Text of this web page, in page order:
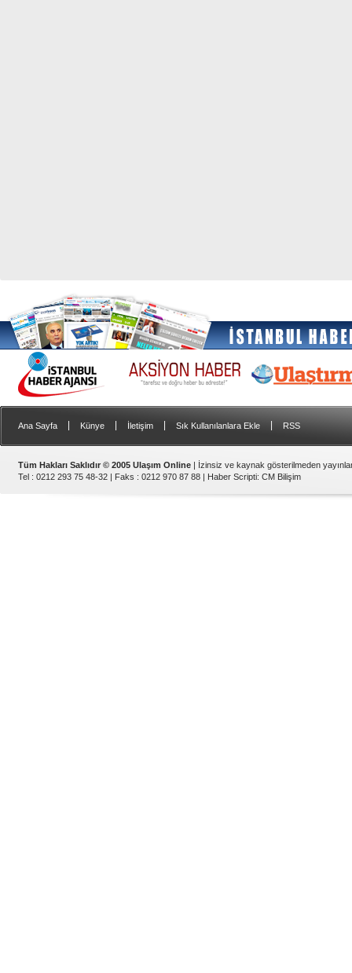
Ana Sayfa Künye İletişim Sık Kullanılanlara Ekle RSS
Tüm Hakları Saklıdır © 2005 Ulaşım Online | İzinsiz ve kaynak gösterilmeden
Tel : 0212 293 75 48-32 | Faks : 0212 970 87 88 | Haber Scripti: CM Bilişim